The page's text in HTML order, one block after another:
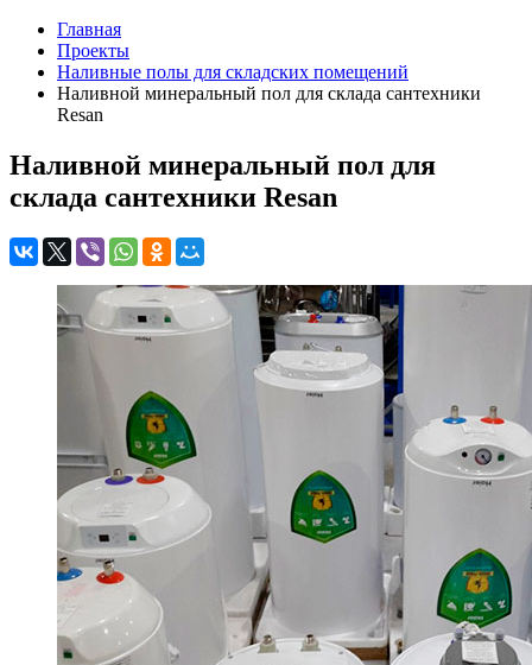
Главная
Проекты
Наливные полы для складских помещений
Наливной минеральный пол для склада сантехники
Resan
Наливной минеральный пол для
склада сантехники Resan